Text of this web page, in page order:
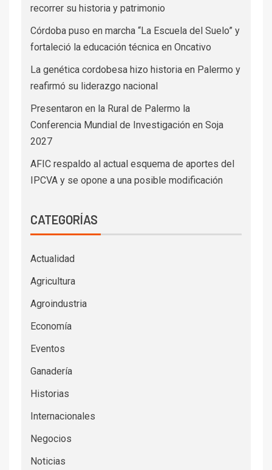
recorrer su historia y patrimonio
Córdoba puso en marcha “La Escuela del Suelo” y
fortaleció la educación técnica en Oncativo
La genética cordobesa hizo historia en Palermo y
reafirmó su liderazgo nacional
Presentaron en la Rural de Palermo la
Conferencia Mundial de Investigación en Soja
2027
AFIC respaldo al actual esquema de aportes del
IPCVA y se opone a una posible modificación
CATEGORÍAS
Actualidad
Agricultura
Agroindustria
Economía
Eventos
Ganadería
Historias
Internacionales
Negocios
Noticias